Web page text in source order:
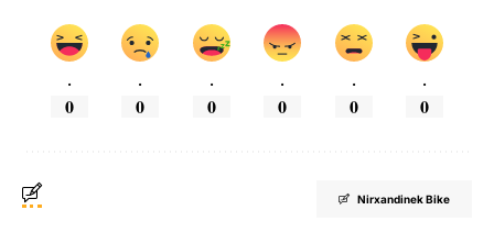
.
0
.
0
.
0
.
0
.
0
.
0
Nirxandinek Bike